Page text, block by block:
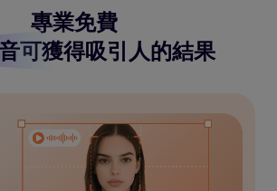
專業免費
可獲得吸引人的結果